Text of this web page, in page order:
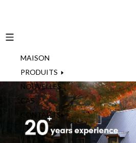
MAISON
PRODUITS
NOUVELLES
CAS
CONTACTS